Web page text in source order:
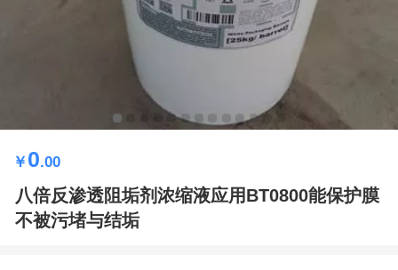
￥ 0.00
八倍反渗透阻垢剂浓缩液应用BT0800能保护膜
不被污堵与结垢